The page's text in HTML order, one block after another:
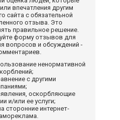
впечатления другим
сайта с обязательной
отзыва. Это
правильное решение.
форму отзывов для
вопросов и обсуждений -
ненормативной
с другими
оскорбляющие
и/или ее услуги;
сторонние интернет-